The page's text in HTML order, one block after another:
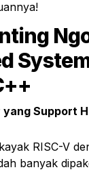
yang Support
RISC-V
banyak